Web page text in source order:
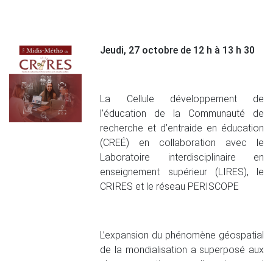
Jeudi, 27 octobre de 12 h à 13 h 30
La Cellule développement de
l’éducation de la Communauté de
recherche et d’entraide en éducation
(CREÉ) en collaboration avec le
Laboratoire interdisciplinaire en
enseignement supérieur (LIRES), le
CRIRES et le réseau PERISCOPE
L’expansion du phénomène géospatial
de la mondialisation a superposé aux